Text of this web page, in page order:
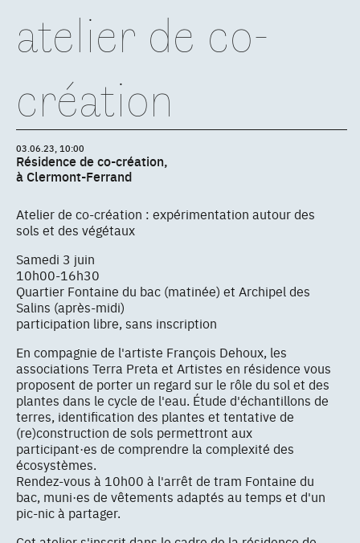
atelier de co-
création
03.06.23, 10:00
Résidence de co-création,
à Clermont-Ferrand
Atelier de co-création : expérimentation autour des
sols et des végétaux
Samedi 3 juin
10h00-16h30
Quartier Fontaine du bac (matinée) et Archipel des
Salins (après-midi)
participation libre, sans inscription
En compagnie de l'artiste François Dehoux, les
associations Terra Preta et Artistes en résidence vous
proposent de porter un regard sur le rôle du sol et des
plantes dans le cycle de l'eau. Étude d'échantillons de
terres, identification des plantes et tentative de
(re)construction de sols permettront aux
participant·es de comprendre la complexité des
écosystèmes.
Rendez-vous à 10h00 à l'arrêt de tram Fontaine du
bac, muni·es de vêtements adaptés au temps et d'un
pic-nic à partager.